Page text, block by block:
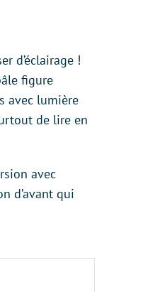
d’éclairage !
figure
avec lumière
de lire en
avec
d’avant qui